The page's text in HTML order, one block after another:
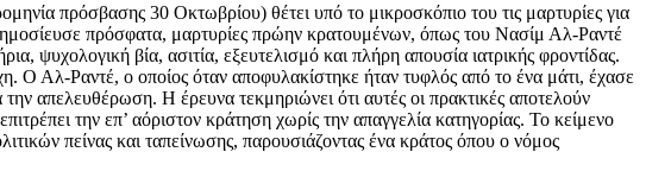
πρόσβασης 30 Οκτωβρίου) θέτει υπό το μικροσκόπιο του τις μαρτυρίες για
πρόσφατα, μαρτυρίες πρώην κρατουμένων, όπως του Νασίμ Αλ-Ραντέ
ψυχολογική βία, ασιτία, εξευτελισμό και πλήρη απουσία ιατρικής φροντίδας.
Ο Αλ-Ραντέ, ο οποίος όταν αποφυλακίστηκε ήταν τυφλός από το ένα μάτι, έχασε
απελευθέρωση. Η έρευνα τεκμηριώνει ότι αυτές οι πρακτικές αποτελούν
την επ’ αόριστον κράτηση χωρίς την απαγγελία κατηγορίας. Το κείμενο
πείνας και ταπείνωσης, παρουσιάζοντας ένα κράτος όπου ο νόμος